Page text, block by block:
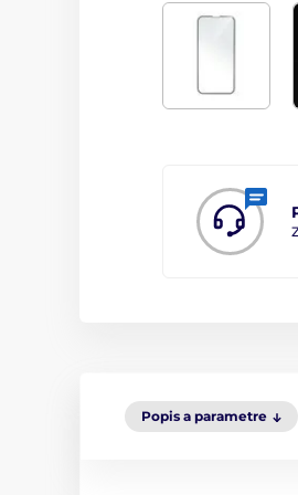
Popis a parametre